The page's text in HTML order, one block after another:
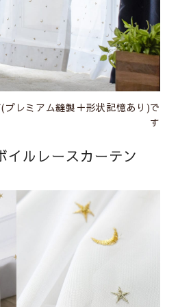
レミアム縫製＋形状記憶あり)で
す
イルレースカーテン